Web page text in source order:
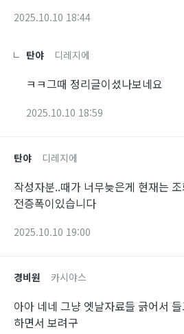
2025.10.10 18:44
탄야 디레지에
ㅋㅋ그때 정리글이셨나보네요
2025.10.10 18:59
탄야 디레지에
작성자분..때가 너무늦은게 현재는
전증폭이있습니다
2025.10.10 19:00
경비원 카시야스
아아 네네 그냥 엣날자료들 긁어서
하면서 보려구